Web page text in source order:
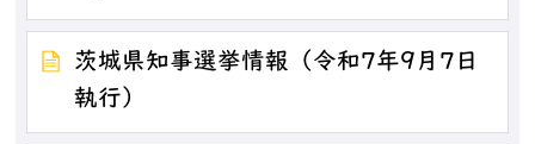
茨城県知事選挙情報（令和7年9月7日
執行）